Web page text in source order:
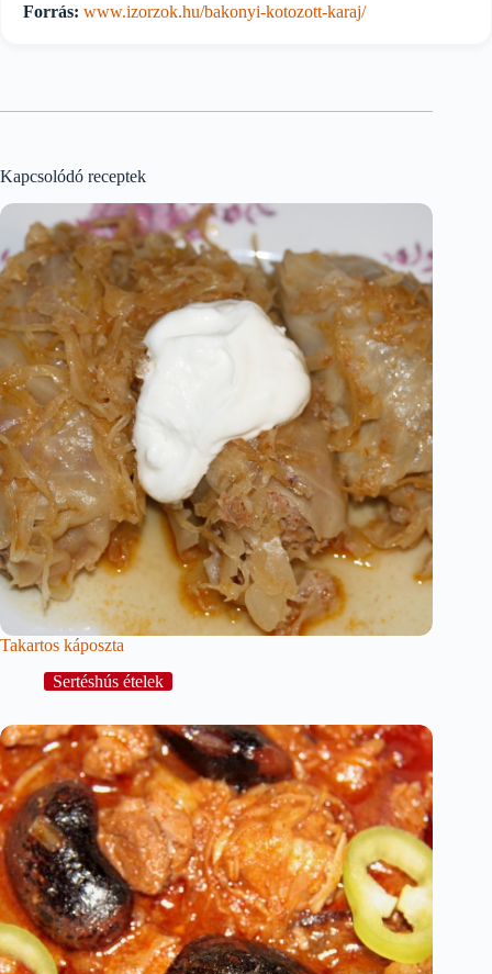
Forrás: www.izorzok.hu/bakonyi-kotozott-karaj/
Kapcsolódó receptek
Takartos káposzta
Sertéshús ételek